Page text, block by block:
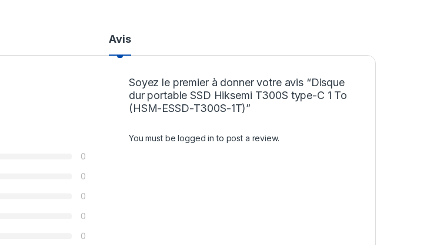
Avis
0
0
0
0
0
Soyez le premier à donner votre avis “Disque
dur portable SSD Hiksemi T300S type-C 1 To
(HSM-ESSD-T300S-1T)”
You must belogged in to post a review.